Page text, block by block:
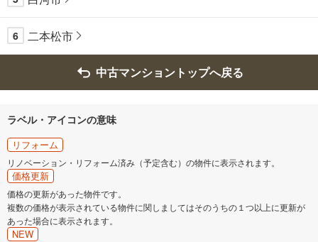
6 二本松市
中古マンショントップへ戻る
ラベル・アイコンの意味
リフォーム
リノベーション・リフォーム済み（予定含む）の物件に表示されます。
価格更新
価格の更新があった物件です。
複数の価格が表示されている物件に関しましてはそのうちの１つ以上に更新が
あった場合に表示されます。
NEW